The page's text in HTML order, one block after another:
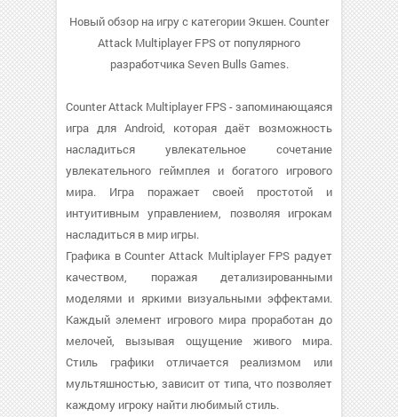
Новый обзор на игру с категории Экшен. Counter
Attack Multiplayer FPS от популярного
разработчика Seven Bulls Games.
Counter Attack Multiplayer FPS - запоминающаяся
игра для Android, которая даёт возможность
насладиться увлекательное сочетание
увлекательного геймплея и богатого игрового
мира. Игра поражает своей простотой и
интуитивным управлением, позволяя игрокам
насладиться в мир игры.
Графика в Counter Attack Multiplayer FPS радует
качеством, поражая детализированными
моделями и яркими визуальными эффектами.
Каждый элемент игрового мира проработан до
мелочей, вызывая ощущение живого мира.
Стиль графики отличается реализмом или
мультяшностью, зависит от типа, что позволяет
каждому игроку найти любимый стиль.